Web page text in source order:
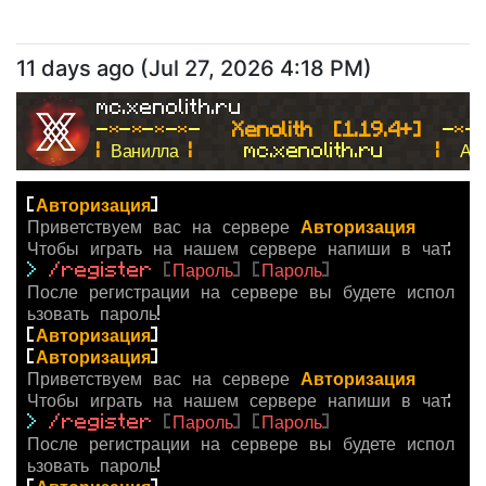
11 days ago (Jul 27, 2026 4:18 PM)
mc.xenolith.ru
-*-*-*-*-
  Xenolith  [1.19.4+]
-*-
| Ванилла |
     mc.xenolith.ru
|
[Авторизация]
Приветствуем вас на сервере Авторизация
Чтобы играть на нашем сервере напиши в чат:
> /register [Пароль] [Пароль]
После регистрации на сервере вы будете испол
ьзовать пароль!
[Авторизация]
[Авторизация]
Приветствуем вас на сервере Авторизация
Чтобы играть на нашем сервере напиши в чат:
> /register [Пароль] [Пароль]
После регистрации на сервере вы будете испол
ьзовать пароль!